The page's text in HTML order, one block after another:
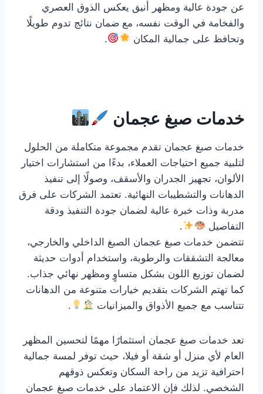
عن جودة عالية ومظهر أنيق يعكس الذوق العصري
والفخامة في الوقت نفسه، مع ضمان نتائج تدوم طويلًا
وتحافظ على جمالية المكان
.
خدمات صبغ عجمان
خدمات صبغ عجمان تقدم مجموعة متكاملة من الحلول
لتلبية جميع احتياجات العملاء، بدءًا من استشارات اختيار
الألوان، تجهيز الجدران والأسقف، وصولًا إلى تنفيذ
الدهانات والتشطيبات النهائية. تعتمد الشركات على فرق
مدربة وذات خبرة عالية لضمان جودة التنفيذ ودقة
التفاصيل
.
تتضمن خدمات صبغ عجمان الصبغ الداخلي والخارجي،
معالجة التشققات والرطوبة، واستخدام أدوات حديثة
لضمان توزيع اللون بشكل متساوٍ ومظهر نهائي جذاب.
كما تهتم الشركات بتقديم خيارات متنوعة من الدهانات
تتناسب مع جميع الأذواق والميزانيات
.
تعد خدمات صبغ عجمان استثمارًا مهمًا لتحسين المظهر
العام لأي منزل أو شقة أو فيلا، حيث توفر لمسة جمالية
احترافية تزيد من راحة السكان وتعكس ذوقهم
الشخصي. لذلك فإن الاعتماد على خدمات صبغ عجمان